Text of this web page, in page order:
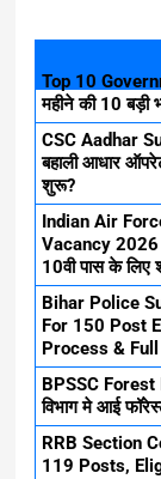
Top 10
महीने की 10 बड़ी
CSC Aadhar
बहाली आधार
शुरू?
Indian Air
Vacancy 2026 :
10वी पास के लिए
Bihar Police
For 150 Post
Process &
BPSSC Forest
विभाग मे आई
RRB Section
119 Posts,